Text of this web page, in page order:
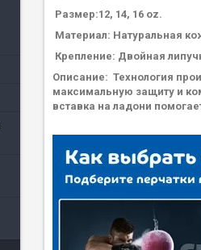
Размер:12, 14, 16 oz.
Материал: Натуральная
Крепление: Двойная
Описание: Технология
максимальную защиту и
вставка на ладони